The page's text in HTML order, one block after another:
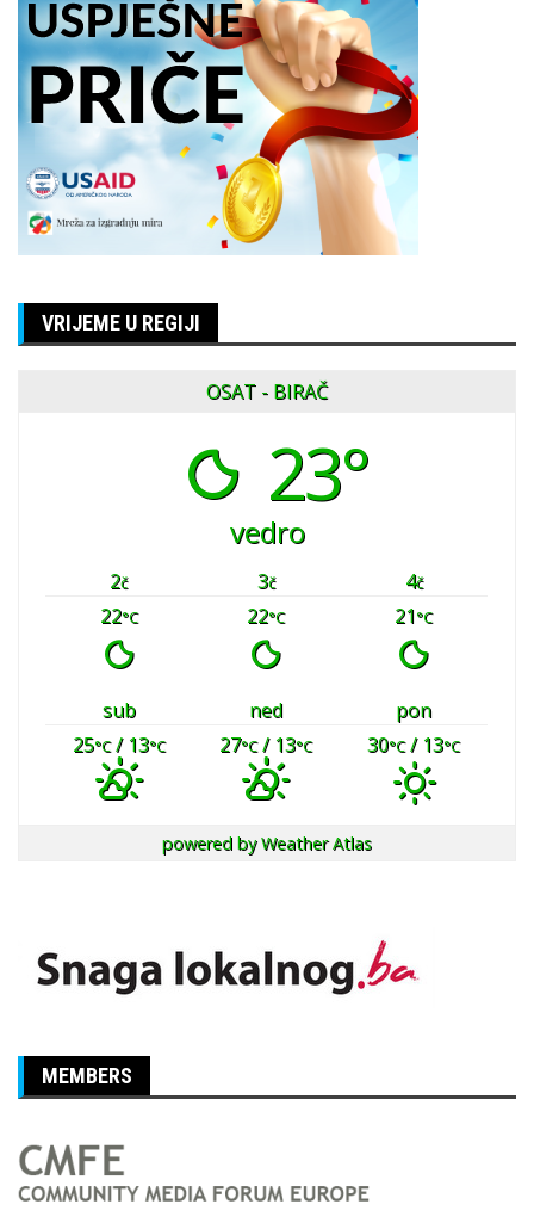
VRIJEME U REGIJI
OSAT - BIRAČ
23°
vedro
2č 3č 4č
22°C 22°C 21°C
sub ned
pon
25°C/ 13°C 27°C/ 13°C 30°C/ 13°C
powered byWeather Atlas
MEMBERS